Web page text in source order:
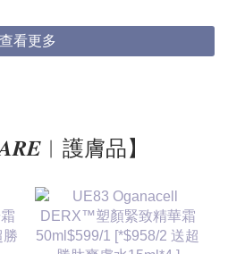
查看更多
護膚品】